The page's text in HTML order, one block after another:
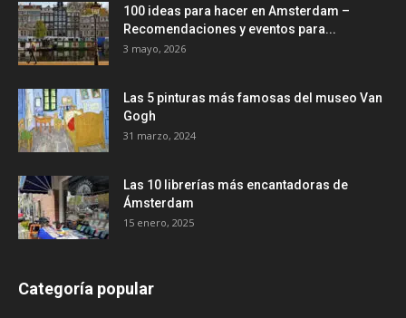
100 ideas para hacer en Amsterdam –
Recomendaciones y eventos para...
3 mayo, 2026
Las 5 pinturas más famosas del museo Van
Gogh
31 marzo, 2024
Las 10 librerías más encantadoras de
Ámsterdam
15 enero, 2025
Categoría popular